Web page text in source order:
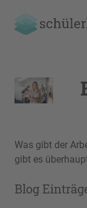
Was gibt der
gibt es
Blog